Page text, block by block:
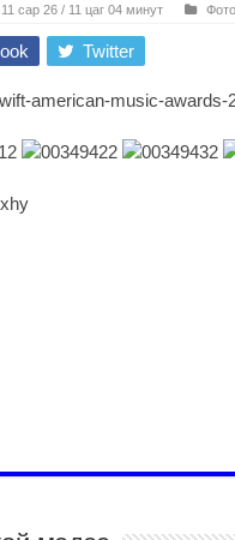
сар 26 / 11 цаг 04 минут
Twitter